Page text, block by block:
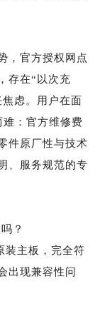
，官方授权网点
存在“以次充
虑。用户在面
：官方维修费
件原厂性与技术
、服务规范的专
？
装主板，完全符
出现兼容性问